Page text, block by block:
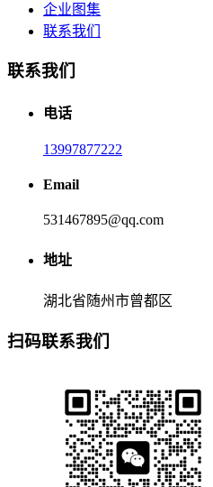
企业图集
联系我们
联系我们
电话
13997877222
Email
531467895@qq.com
地址
湖北省随州市曾都区
扫码联系我们